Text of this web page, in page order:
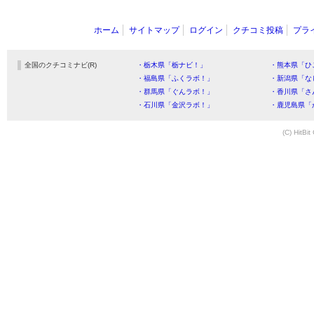
ホーム サイトマップ ログイン クチコミ投稿 プラ
全国のクチコミナビ(R) ・栃木県「栃ナビ！」
・熊本県「
・福島県「ふくラボ！」
・新潟県「
・群馬県「ぐんラボ！」
・香川県「
・石川県「金沢ラボ！」
・鹿児島県
(C) HitBit